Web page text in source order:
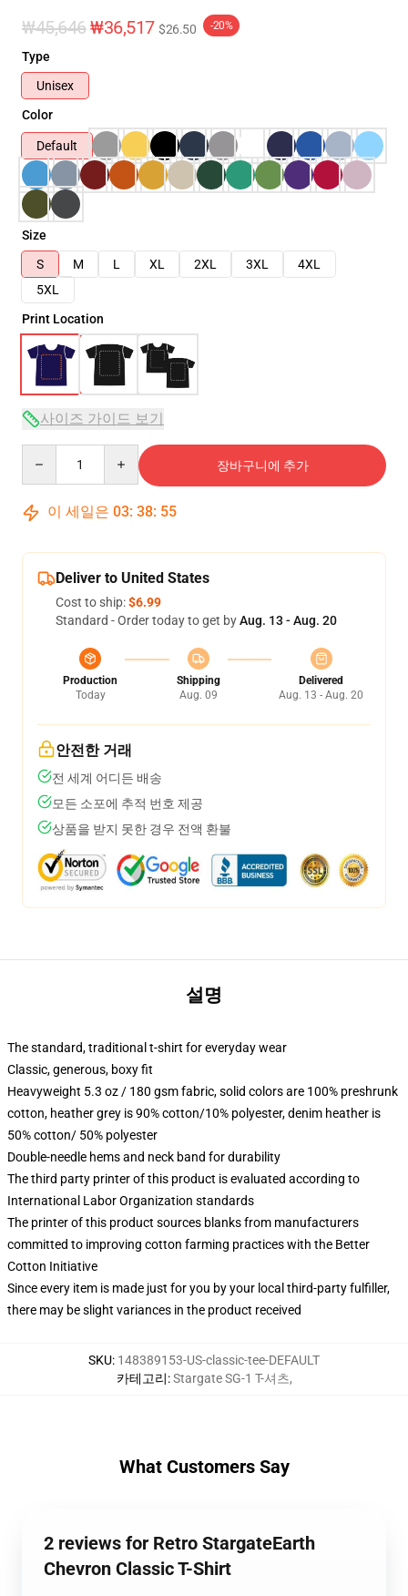
₩45,646₩36,517 $26.50 -20%
Type
Unisex
Color
Default
Size
S
M L XL 2XL 3XL
4XL
5XL
Print Location
사이즈 가이드 보기
장바구니에 추가
이 세일은 03: 38: 54
Deliver to United States
Cost to ship:$6.99
Standard - Order today to get byAug. 13 - Aug. 20
Production
Today
Shipping
Aug. 09
Delivered
Aug. 13 - Aug. 20
안전한 거래
전 세계 어디든 배송
모든 소포에 추적 번호 제공
상품을 받지 못한 경우 전액 환불
설명
The standard, traditional t-shirt for everyday wear
Classic, generous, boxy fit
Heavyweight 5.3 oz / 180 gsm fabric, solid colors are 100% preshrunk
cotton, heather grey is 90% cotton/10% polyester, denim heather is
50% cotton/ 50% polyester
Double-needle hems and neck band for durability
The third party printer of this product is evaluated according to
International Labor Organization standards
The printer of this product sources blanks from manufacturers
committed to improving cotton farming practices with the Better
Cotton Initiative
Since every item is made just for you by your local third-party fulfiller,
there may be slight variances in the product received
SKU: 148389153-US-classic-tee-DEFAULT
카테고리:Stargate SG-1 T-셔츠,
What Customers Say
2 reviews for Retro StargateEarth
Chevron Classic T-Shirt